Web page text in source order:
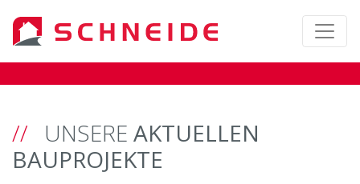
UNSERE AKTUELLEN
BAUPROJEKTE